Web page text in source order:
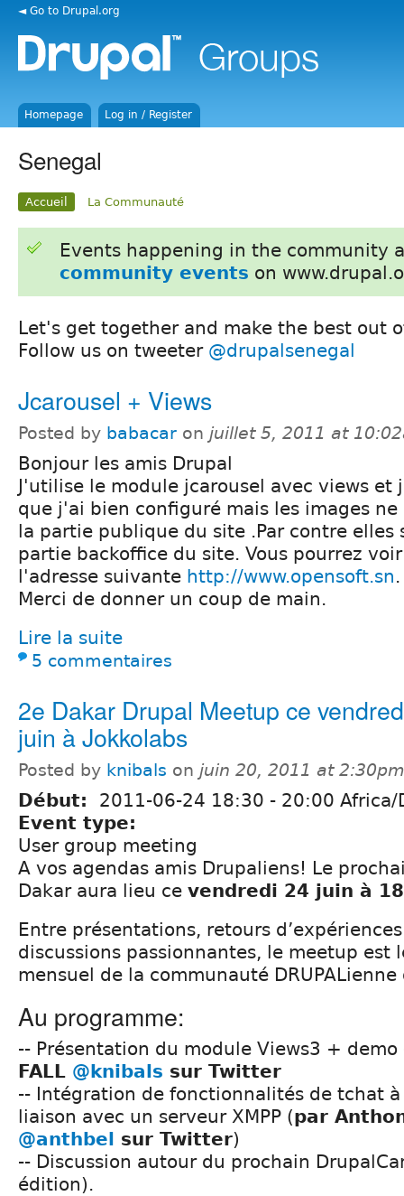
◄ Go to Drupal.org
Homepage Log in / Register
Senegal
Accueil La Communauté
Events happening in the community
community events on
Let's get together and make the best out
Follow us on tweeter @drupalsenegal
Jcarousel + Views
Posted by babacar on juillet 5, 2011 at
Bonjour les amis Drupal
J'utilise le module jcarousel avec views et
que j'ai bien configuré mais les images
la partie publique du site .Par contre elles
partie backoffice du site. Vous pourrez
l'adresse suivante http://www.opensoft.sn.
Merci de donner un coup de main.
Lire la suite
5 commentaires
2e Dakar Drupal Meetup ce
juin à Jokkolabs
Posted by knibals on juin 20, 2011 at 2:30pm
Début: 2011-06-24 18:30 - 20:00 Africa/
Event type:
User group meeting
A vos agendas amis Drupaliens! Le
Dakar aura lieu ce vendredi 24 juin à
Entre présentations, retours
discussions passionnantes, le meetup est
mensuel de la communauté DRUPALienne
Au programme:
-- Présentation du module Views3 +
FALL @knibals sur Twitter
-- Intégration de fonctionnalités de tchat
liaison avec un serveur XMPP (par
@anthbel sur Twitter)
-- Discussion autour du prochain
édition).